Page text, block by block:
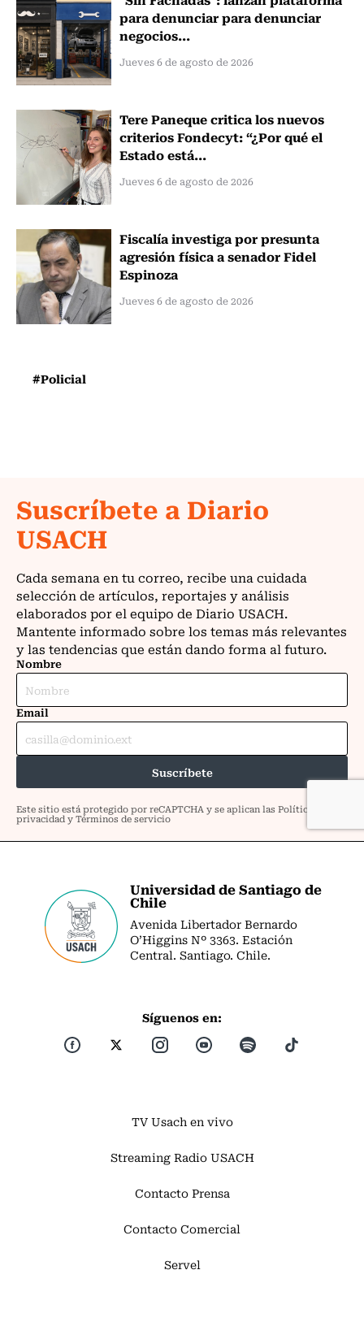
para denunciar para denunciar
negocios...
Jueves 6 de agosto de 2026
Tere Paneque critica los nuevos
criterios Fondecyt: “¿Por qué el
Estado está...
Jueves 6 de agosto de 2026
Fiscalía investiga por presunta
agresión física a senador Fidel
Espinoza
Jueves 6 de agosto de 2026
#Policial
Universidad de Santiago de
Chile
Avenida Libertador Bernardo
O’Higgins Nº 3363. Estación
Central. Santiago. Chile.
Síguenos en:
TV Usach en vivo
Streaming Radio USACH
Contacto Prensa
Contacto Comercial
Servel